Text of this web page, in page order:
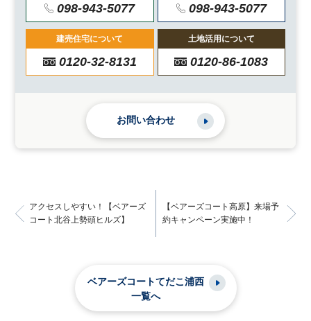
098-943-5077 098-943-5077
建売住宅について
0120-32-8131
土地活用について
0120-86-1083
お問い合わせ
アクセスしやすい！【ベアーズ
コート北谷上勢頭ヒルズ】
【ベアーズコート高原】来場予
約キャンペーン実施中！
ベアーズコートてだこ浦西
一覧へ